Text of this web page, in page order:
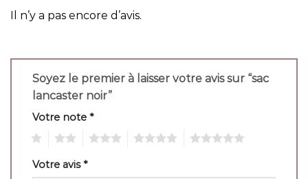
Il n’y a pas encore d’avis.
Soyez le premier à laisser votre avis sur “sac
lancaster noir”
Votre note *
Votre avis*